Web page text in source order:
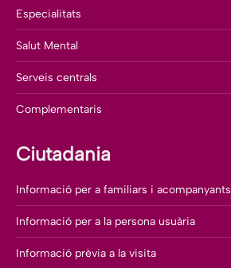
Especialitats
Salut Mental
Serveis centrals
Complementaris
Ciutadania
Informació per a familiars i acompanyants
Informació per a la persona usuària
Informació prèvia a la visita